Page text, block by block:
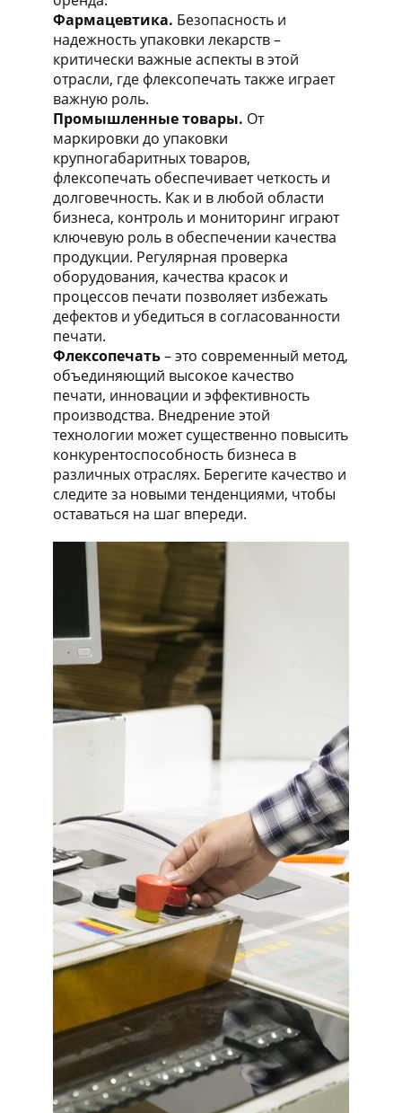
Фармацевтика. Безопасность и
надежность упаковки лекарств –
критически важные аспекты в этой
отрасли, где флексопечать также играет
важную роль.
Промышленные товары. От
маркировки до упаковки
крупногабаритных товаров,
флексопечать обеспечивает четкость и
долговечность. Как и в любой области
бизнеса, контроль и мониторинг играют
ключевую роль в обеспечении качества
продукции. Регулярная проверка
оборудования, качества красок и
процессов печати позволяет избежать
дефектов и убедиться в согласованности
печати.
Флексопечать– это современный метод,
объединяющий высокое качество
печати, инновации и эффективность
производства. Внедрение этой
технологии может существенно повысить
конкурентоспособность бизнеса в
различных отраслях. Берегите качество и
следите за новыми тенденциями, чтобы
оставаться на шаг впереди.